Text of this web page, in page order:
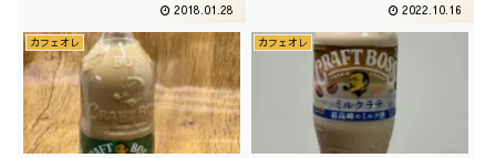
ムをうたっているジョージアでご
ざいます。甘そうでいいですね。
撮影日は2016年11月
2018.01.28
カフェオレって珍しいですね。歴
史自体は長いのですが､自販機で
目立つこちらを今回はいただきま
2022.10.16
カフェオレ カフェオレ